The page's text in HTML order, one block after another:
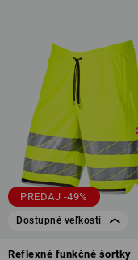
PREDAJ -49%
Dostupné veľkosti
Reflexné funkčné šortky